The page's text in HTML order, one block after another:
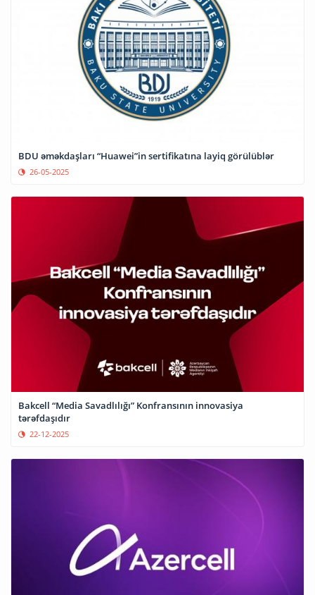
BDU əməkdaşları “Huawei”in sertifikatına layiq görülüblər
26-05-2025
Bakcell “Media Savadlılığı” Konfransının innovasiya
tərəfdaşıdır
22-12-2025